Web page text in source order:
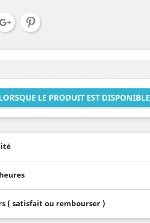
LE PRODUIT EST DISPONIBLE
( satisfait ou rembourser )